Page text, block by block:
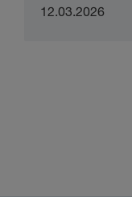
12.03.2026